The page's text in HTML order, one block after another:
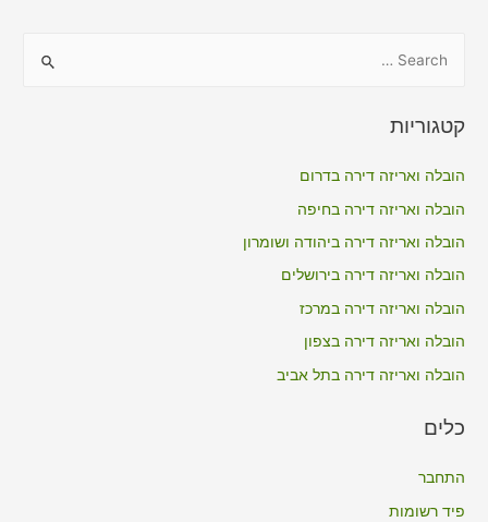
r
o
r
:
קטגוריות
הובלה ואריזה דירה בדרום
הובלה ואריזה דירה בחיפה
הובלה ואריזה דירה ביהודה ושומרון
הובלה ואריזה דירה בירושלים
הובלה ואריזה דירה במרכז
הובלה ואריזה דירה בצפון
הובלה ואריזה דירה בתל אביב
כלים
התחבר
פיד רשומות